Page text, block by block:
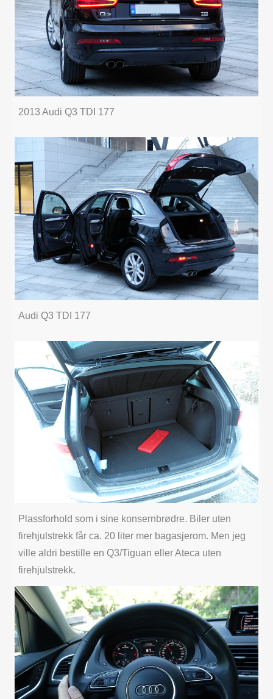
2013 Audi Q3 TDI 177
Audi Q3 TDI 177
Plassforhold som i sine konsernbrødre. Biler uten
firehjulstrekk får ca. 20 liter mer bagasjerom. Men jeg
ville aldri bestille en Q3/Tiguan eller Ateca uten
firehjulstrekk.